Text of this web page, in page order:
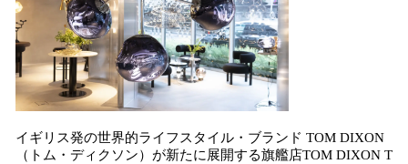
イギリス発の世界的ライフスタイル・ブランド TOM DIXON
（トム・ディクソン）が新たに展開する旗艦店TOM DIXON T